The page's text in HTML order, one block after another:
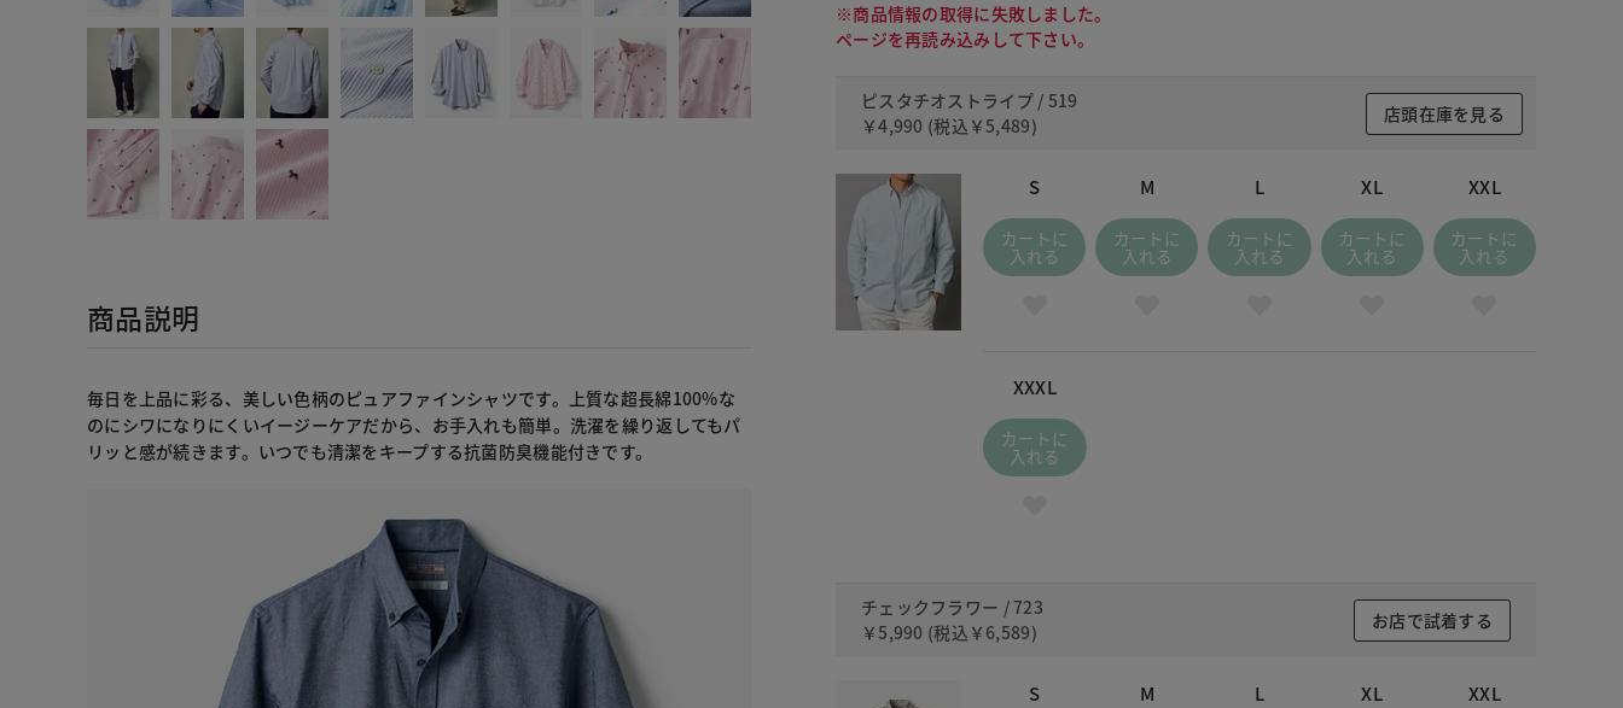
商品説明
毎日を上品に彩る、美しい色柄のピュアファインシャツです。上質な超長綿100%な
のにシワになりにくいイージーケアだから、お手入れも簡単。洗濯を繰り返してもパ
リッと感が続きます。いつでも清潔をキープする抗菌防臭機能付きです。
※商品情報の取得に失敗しました。
ページを再読み込みして下さい。
ピスタチオストライプ / 519
￥4,990 (税込 ￥5,489)
店頭在庫を見る
S
カートに
入れる
M
カートに
入れる
L
カートに
入れる
XL
カートに
入れる
XXL
カートに
入れる
XXXL
カートに
入れる
チェックフラワー / 723
￥5,990 (税込 ￥6,589)
お店で試着する
S M L XL XXL